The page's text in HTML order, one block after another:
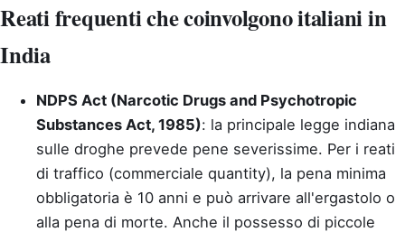
Reati frequenti che coinvolgono italiani in
India
NDPS Act (Narcotic Drugs and Psychotropic
Substances Act, 1985): la principale legge indiana
sulle droghe prevede pene severissime. Per i reati
di traffico (commerciale quantity), la pena minima
obbligatoria è 10 anni e può arrivare all'ergastolo o
alla pena di morte. Anche il possesso di piccole